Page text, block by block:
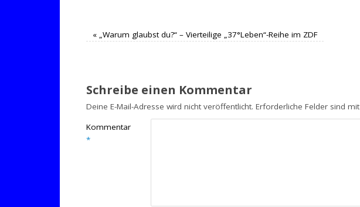
«„Warum glaubst du?“ – Vierteilige „37°Leben“-Reihe im ZDF
Schreibe einen Kommentar
Deine E-Mail-Adresse wird nicht veröffentlicht. Erforderliche Felder sind mit
Kommentar
*